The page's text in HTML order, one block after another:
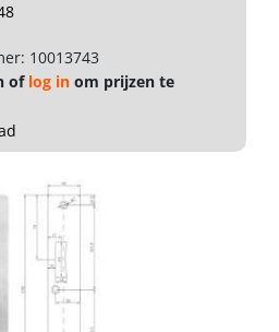
10013743
of log in om prijzen te